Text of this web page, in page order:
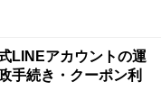
LINEアカウントの運
手続き・クーポン利